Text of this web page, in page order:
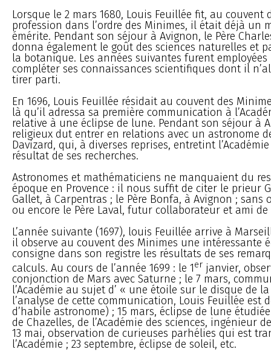
Lorsque le 2 mars 1680, Louis Feuillée fit, au couvent
profession dans l’ordre des Minimes, il était déjà un
émérite. Pendant son séjour à Avignon, le Père
donna également le goût des sciences naturelles et
la botanique. Les années suivantes furent
compléter ses connaissances scientifiques dont il
tirer parti.
En 1696, Louis Feuillée résidait au couvent des
là qu’il adressa sa première communication à
relative à une éclipse de lune. Pendant son séjour à
religieux dut entrer en relations avec un astronome
Davizard, qui, à diverses reprises, entretint
résultat de ses recherches.
Astronomes et mathématiciens ne manquaient du
époque en Provence : il nous suffit de citer le prieur
Gallet, à Carpentras ; le Père Bonfa, à Avignon ; sans
ou encore le Père Laval, futur collaborateur et ami de
L’année suivante (1697), louis Feuillée arrive à
il observe au couvent des Minimes une intéressante
consigne dans son registre les résultats de ses
calculs. Au cours de l’année 1699 : le 1er janvier,
conjonction de Mars avec Saturne ; le 7 mars,
l’Académie au sujet d’ « une étoile sur le disque de
l’analyse de cette communication, Louis Feuillée est
d’habile astronome) ; 15 mars, éclipse de lune
de Chazelles, de l’Académie des sciences, ingénieur
13 mai, observation de curieuses parhélies qui est
l’Académie ; 23 septembre, éclipse de soleil, etc.